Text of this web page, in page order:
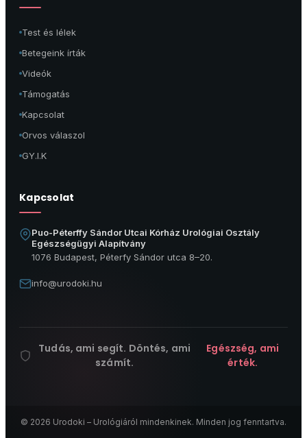
Test és lélek
Betegeink írták
Videók
Támogatás
Kapcsolat
Orvos válaszol
GY.I.K
Kapcsolat
Puo-Péterffy Sándor Utcai Kórház Urológiai Osztály
Egészségügyi Alapítvány
1076 Budapest, Péterfy Sándor utca 8–20.
info@urodoki.hu
Tudás, ami segít. Döntés, ami
számít.
Egészség, ami
érték.
© 2026 Urodoki – Urológiáról mindenkinek. Minden jog fenntartva.